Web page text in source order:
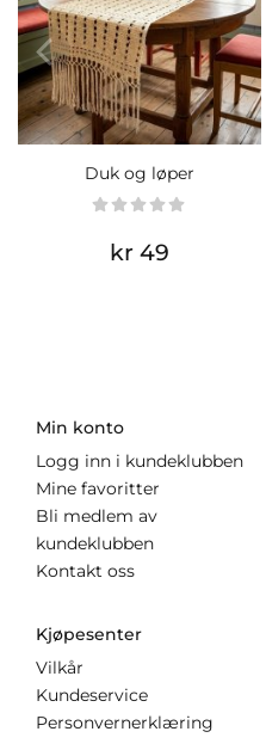
Duk og løper
kr 49
Min konto
Logg inn i kundeklubben
Mine favoritter
Bli medlem av
kundeklubben
Kontakt oss
Kjøpesenter
Vilkår
Kundeservice
Personvernerklæring